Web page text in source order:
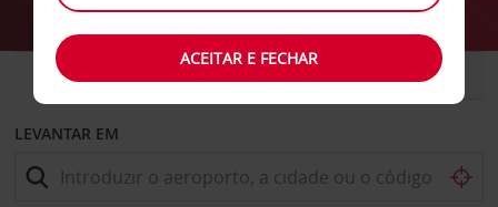
LEVANTAR EM
ACEITAR E FECHAR